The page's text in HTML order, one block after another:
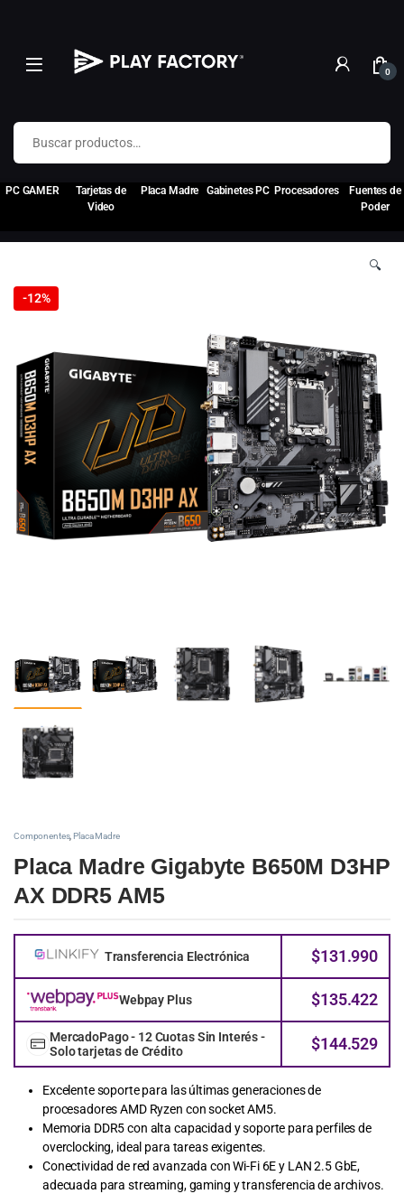
0
Buscar por:
PC GAMER
Tarjetas de
Video
Placa Madre Gabinetes PC Procesadores
Fuentes de
Poder
-12%
🔍
Componentes, Placa Madre
Placa Madre Gigabyte B650M D3HP
AX DDR5 AM5
Transferencia Electrónica $131.990
Webpay Plus $135.422
MercadoPago - 12 Cuotas Sin Interés -
Solo tarjetas de Crédito
$144.529
Excelente soporte para las últimas generaciones de
procesadores AMD Ryzen con socket AM5.
Memoria DDR5 con alta capacidad y soporte para perfiles de
overclocking, ideal para tareas exigentes.
Conectividad de red avanzada con Wi-Fi 6E y LAN 2.5 GbE,
adecuada para streaming, gaming y transferencia de archivos.